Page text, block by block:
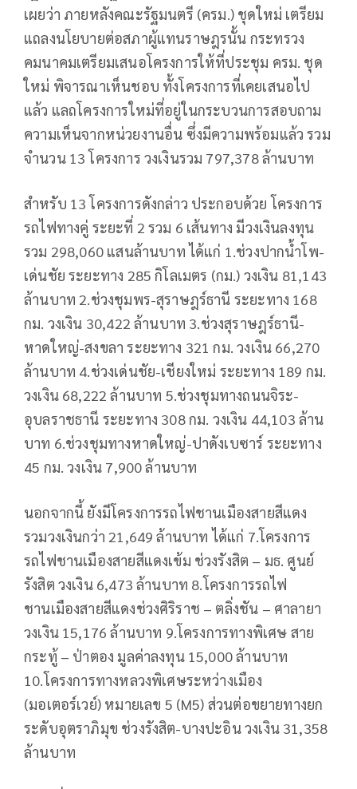
เผยว่า ภายหลังคณะรัฐมนตรี (ครม.) ชุดใหม่ เตรียม
แถลงนโยบายต่อสภาผู้แทนราษฎรนั้น กระทรวง
คมนาคมเตรียมเสนอโครงการให้ที่ประชุม ครม. ชุด
ใหม่ พิจารณาเห็นชอบ ทั้งโครงการที่เคยเสนอไป
แล้ว แลถโครงการใหม่ที่อยู่ในกระบวนการสอบถาม
ความเห็นจากหน่วยงานอื่น ซึ่งมีความพร้อมแล้ว รวม
จำนวน 13 โครงการ วงเงินรวม 797,378 ล้านบาท
สำหรับ 13 โครงการดังกล่าว ประกอบด้วย โครงการ
รถไฟทางคู่ ระยะที่ 2 รวม 6 เส้นทาง มีวงเงินลงทุน
รวม 298,060 แสนล้านบาท ได้แก่ 1.ช่วงปากน้ำโพ-
เด่นชัย ระยะทาง 285 กิโลเมตร (กม.) วงเงิน 81,143
ล้านบาท 2.ช่วงชุมพร-สุราษฎร์ธานี ระยะทาง 168
กม. วงเงิน 30,422 ล้านบาท 3.ช่วงสุราษฎร์ธานี-
หาดใหญ่-สงขลา ระยะทาง 321 กม. วงเงิน 66,270
ล้านบาท 4.ช่วงเด่นชัย-เชียงใหม่ ระยะทาง 189 กม.
วงเงิน 68,222 ล้านบาท 5.ช่วงชุมทางถนนจิระ-
อุบลราชธานี ระยะทาง 308 กม. วงเงิน 44,103 ล้าน
บาท 6.ช่วงชุมทางหาดใหญ่-ปาดังเบซาร์ ระยะทาง
45 กม. วงเงิน 7,900 ล้านบาท
นอกจากนี้ ยังมีโครงการรถไฟชานเมืองสายสีแดง
รวมวงเงินกว่า 21,649 ล้านบาท ได้แก่ 7.โครงการ
รถไฟชานเมืองสายสีแดงเข้ม ช่วงรังสิต – มธ. ศูนย์
รังสิต วงเงิน 6,473 ล้านบาท 8.โครงการรถไฟ
ชานเมืองสายสีแดงช่วงศิริราช – ตลิ่งชัน – ศาลายา
วงเงิน 15,176 ล้านบาท 9.โครงการทางพิเศษ สาย
กระทู้ – ป่าตอง มูลค่าลงทุน 15,000 ล้านบาท
10.โครงการทางหลวงพิเศษระหว่างเมือง
(มอเตอร์เวย์) หมายเลข 5 (M5) ส่วนต่อขยายทางยก
ระดับอุตราภิมุข ช่วงรังสิต-บางปะอิน วงเงิน 31,358
ล้านบาท